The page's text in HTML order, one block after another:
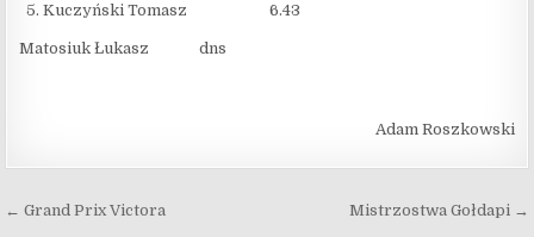
Kuczyński Tomasz 6.43
Matosiuk Łukasz dns
Adam Roszkowski
Nawigacja wpisu Mistrzostwa Gołdapi →
← Grand Prix Victora